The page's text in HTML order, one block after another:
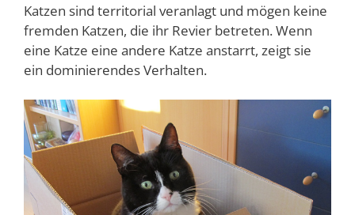
Katzen sind territorial veranlagt und mögen keine
fremden Katzen, die ihr Revier betreten. Wenn
eine Katze eine andere Katze anstarrt, zeigt sie
ein dominierendes Verhalten.